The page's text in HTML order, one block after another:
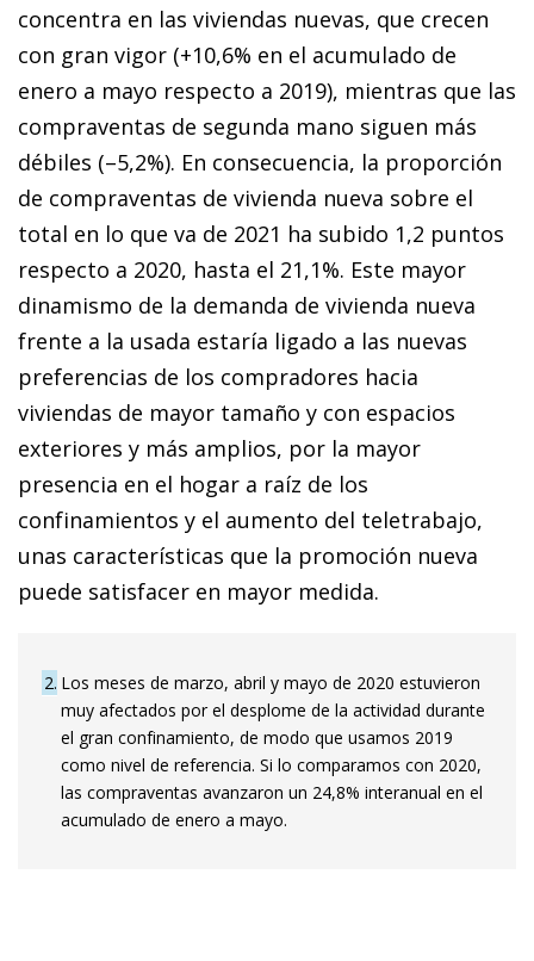
concentra en las viviendas nuevas, que crecen
con gran vigor (+10,6% en el acumulado de
enero a mayo respecto a 2019), mientras que las
compraventas de segunda mano siguen más
débiles (–5,2%). En consecuencia, la proporción
de compraventas de vivienda nueva sobre el
total en lo que va de 2021 ha subido 1,2 puntos
respecto a 2020, hasta el 21,1%. Este mayor
dinamismo de la demanda de vivienda nueva
frente a la usada estaría ligado a las nuevas
preferencias de los compradores hacia
viviendas de mayor tamaño y con espacios
exteriores y más amplios, por la mayor
presencia en el hogar a raíz de los
confinamientos y el aumento del teletrabajo,
unas características que la promoción nueva
puede satisfacer en mayor medida.
2 Los meses de marzo, abril y mayo de 2020 estuvieron
muy afectados por el desplome de la actividad durante
el gran confinamiento, de modo que usamos 2019
como nivel de referencia. Si lo comparamos con 2020,
las compraventas avanzaron un 24,8% interanual en el
acumulado de enero a mayo.